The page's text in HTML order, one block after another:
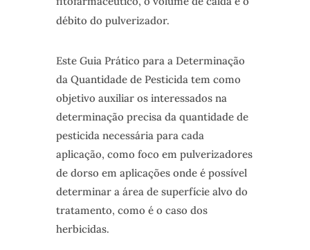
débito do pulverizador.
Este Guia Prático para a Determinação
da Quantidade de Pesticida tem como
objetivo auxiliar os interessados na
determinação precisa da quantidade de
pesticida necessária para cada
aplicação, como foco em pulverizadores
de dorso em aplicações onde é possível
determinar a área de superfície alvo do
tratamento, como é o caso dos
herbicidas.